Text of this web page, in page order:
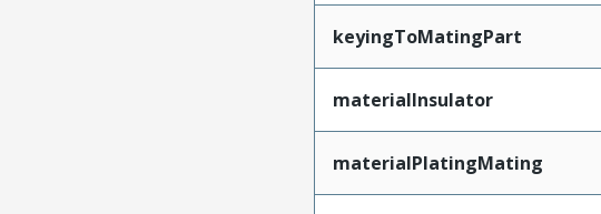
keyingToMatingPart
materialInsulator
materialPlatingMating